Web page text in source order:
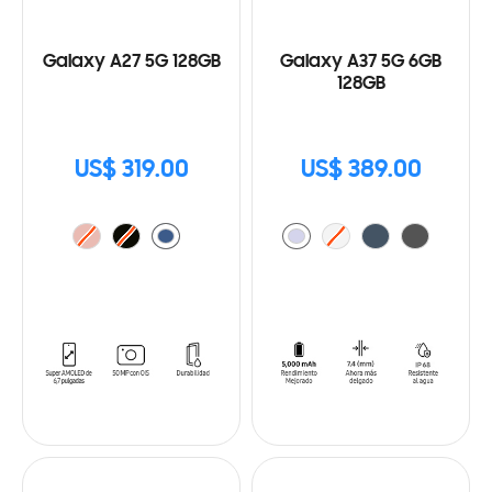
Galaxy A27 5G 128GB
US$ 319.00
Galaxy A37 5G 6GB
128GB
US$ 389.00